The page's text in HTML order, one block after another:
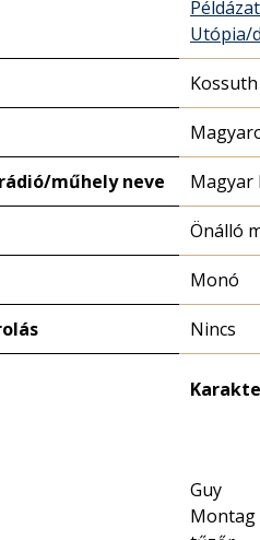
Példázat
Utópia/
Kossuth
műhely neve Magyar
Önálló
Monó
Nincs
Guy
Montag